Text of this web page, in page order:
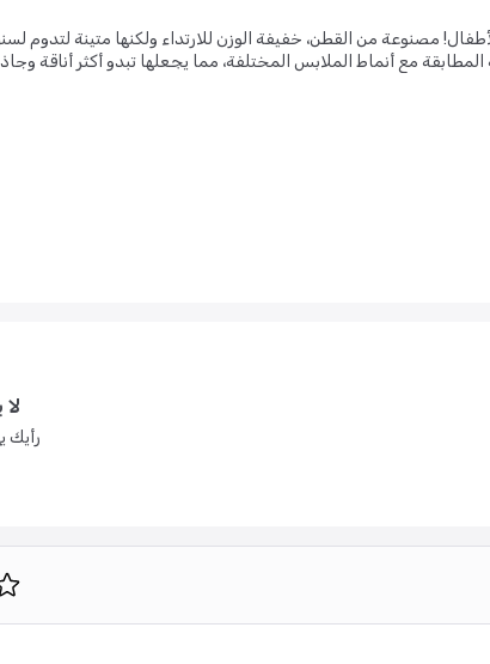
مصنوعة من القطن، خفيفة الوزن للارتداء ولكنها متينة لتدوم
مع أنماط الملابس المختلفة، مما يجعلها تبدو أكثر أناقة
رأيك